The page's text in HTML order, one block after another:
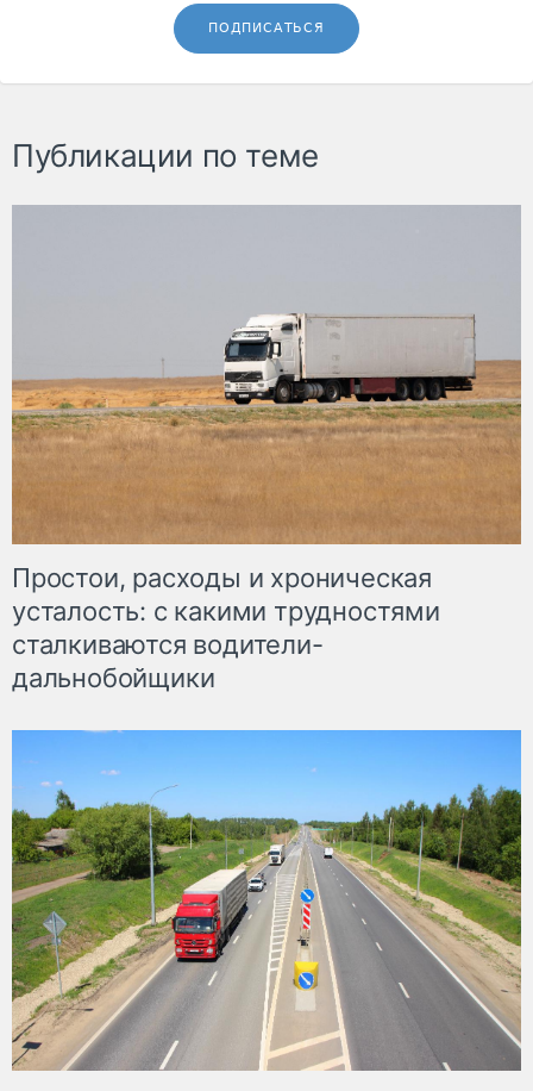
ПОДПИСАТЬСЯ
Публикации по теме
Простои, расходы и хроническая
усталость: с какими трудностями
сталкиваются водители-
дальнобойщики